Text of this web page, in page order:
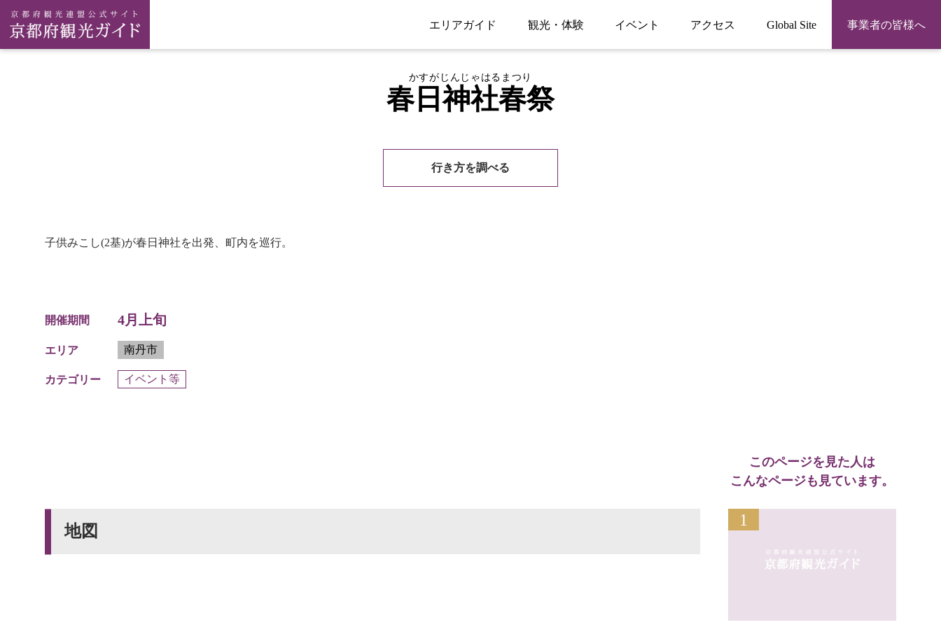
エリアガイド 観光・体験 イベント アクセス Global Site 事業者の皆様へ
春日神社春祭
かすがじんじゃはるまつり
行き方を調べる
子供みこし(2基)が春日神社を出発、町内を巡行。
開催期間 4月上旬
エリア 南丹市
カテゴリー イベント等
地図
このページを見た人は
こんなページも見ています。
1